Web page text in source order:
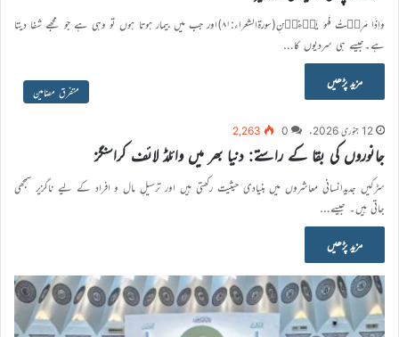
وَاِذَا مَرِضۡتُ فَہُوَ یَشۡفِیۡنِ(سورۃالشعراء:۸۱)اور جب میں بیمار ہوتا ہوں تو وہی ہے جو مجھے شفا دیتا
ہے۔جیسے ہی سردیوں کا…
مزید پڑھیں
متفرق مضامین
12 جنوری 2026ء 0
2,263
جانوروں کی بقا کے راستے: دنیا بھر میں وائلڈ لائف کراسنگز
سڑکیں جدیدانسانی معاشروں میں بنیادی حیثیت رکھتی ہیں اور ترسیلِ مال و افراد کے لیے ناگزیر سمجھی
جاتی ہیں۔ جیسے…
مزید پڑھیں